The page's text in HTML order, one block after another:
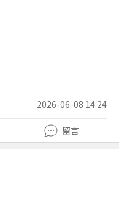
2026-06-08 14:24
留言